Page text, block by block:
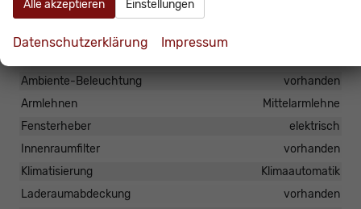
möglich.
Ambiente-Beleuchtung
vorhanden
Armlehnen
Mittelarmlehne
Fensterheber
elektrisch
Innenraumfilter
vorhanden
Klimatisierung
Klimaautomatik
Laderaumabdeckung
vorhanden
Alle akzeptieren Einstellungen
Datenschutzerklärung Impressum